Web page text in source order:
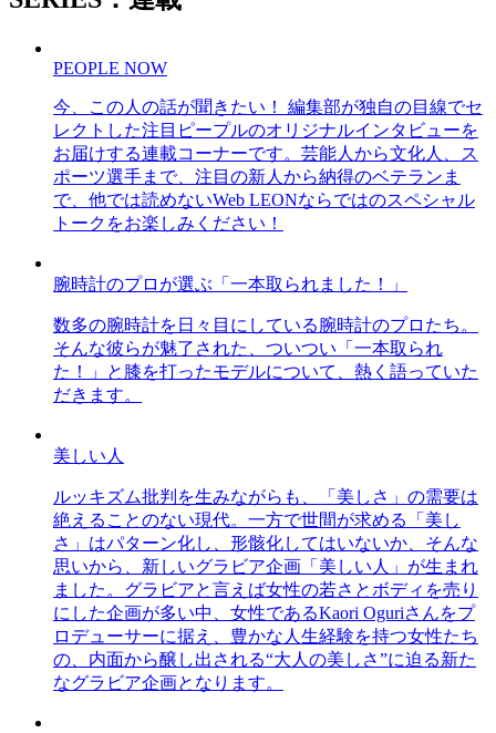
PEOPLE NOW
今、この人の話が聞きたい！ 編集部が独自の目線でセ
レクトした注目ピープルのオリジナルインタビューを
お届けする連載コーナーです。芸能人から文化人、ス
ポーツ選手まで、注目の新人から納得のベテランま
で、他では読めないWeb LEONならではのスペシャル
トークをお楽しみください！
腕時計のプロが選ぶ「一本取られました！」
数多の腕時計を日々目にしている腕時計のプロたち。
そんな彼らが魅了された、ついつい「一本取られ
た！」と膝を打ったモデルについて、熱く語っていた
だきます。
美しい人
ルッキズム批判を生みながらも、「美しさ」の需要は
絶えることのない現代。一方で世間が求める「美し
さ」はパターン化し、形骸化してはいないか、そんな
思いから、新しいグラビア企画「美しい人」が生まれ
ました。グラビアと言えば女性の若さとボディを売り
にした企画が多い中、女性であるKaori Oguriさんをプ
ロデューサーに据え、豊かな人生経験を持つ女性たち
の、内面から醸し出される“大人の美しさ”に迫る新た
なグラビア企画となります。